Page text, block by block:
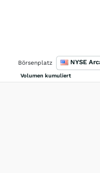
Börsenplatz NYSE
Volumen kumuliert